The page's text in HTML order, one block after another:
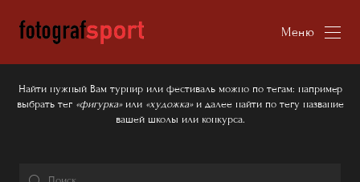
Меню
Найти нужный Вам турнир или фестиваль можно по тегам: например
выбрать тег «фигурка»или «художка»и далее найти по тегу название
вашей школы или конкурса.